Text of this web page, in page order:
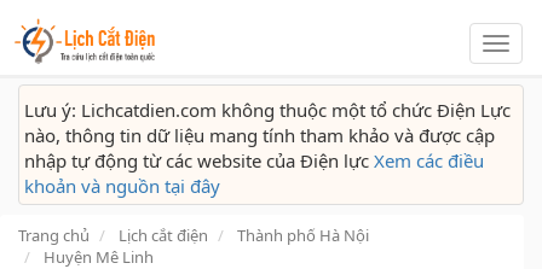
Lịch
cắt
Lưu ý: Lichcatdien.com không thuộc một tổ chức Điện Lực
nào, thông tin dữ liệu mang tính tham khảo và được cập
nhập tự động từ các website của Điện lực Xem các điều
khoản và nguồn tại đây
Trang chủ Lịch cắt điện
Thành phố Hà Nội
Huyện Mê Linh